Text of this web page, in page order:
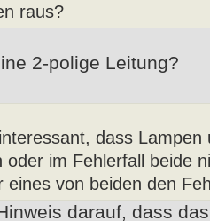
raus?
2-polige Leitung?
dass Lampen
oder im Fehlerfall beide
eines von beiden den
darauf, dass